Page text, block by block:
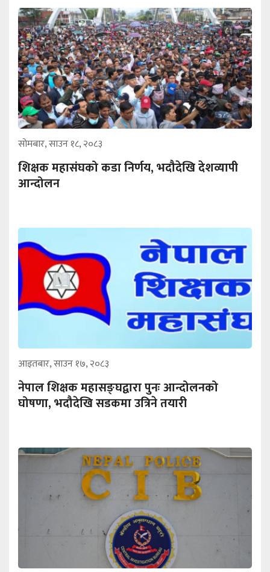
सोमबार, साउन १८, २०८३
शिक्षक महासंघको कडा निर्णय, भदौदेखि देशव्यापी
आन्दोलन
आइतबार, साउन १७, २०८३
नेपाल शिक्षक महासङ्घद्वारा पुनः आन्दोलनको
घोषणा, भदौदेखि सडकमा उत्रिने तयारी